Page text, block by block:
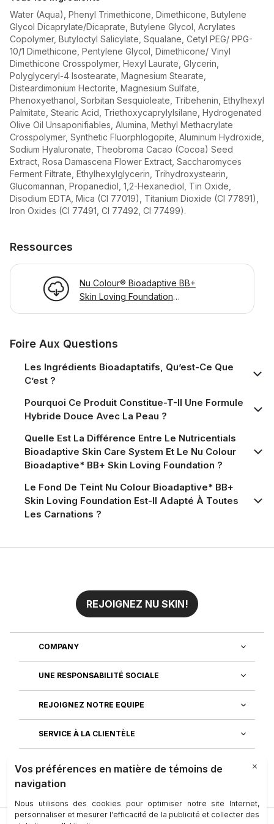
Water (Aqua), Phenyl Trimethicone, Dimethicone, Butylene
Glycol Dicaprylate/Dicaprate, Butylene Glycol, Acrylates
Copolymer, Butyloctyl Salicylate, Squalane, Cetyl PEG/ PPG-
10/1 Dimethicone, Pentylene Glycol, Dimethicone/ Vinyl
Dimethicone Crosspolymer, Hexyl Laurate, Glycerin,
Polyglyceryl-4 Isostearate, Magnesium Stearate,
Disteardimonium Hectorite, Magnesium Sulfate,
Phenoxyethanol, Sorbitan Sesquioleate, Tribehenin, Ethylhexyl
Palmitate, Stearic Acid, Triethoxycaprylylsilane, Hydrogenated
Olive Oil Unsaponifiables, Alumina, Methyl Methacrylate
Crosspolymer, Synthetic Fluorphlogopite, Aluminum Hydroxide,
Sodium Hyaluronate, Theobroma Cacao (Cocoa) Seed
Extract, Rosa Damascena Flower Extract, Saccharomyces
Ferment Filtrate, Ethylhexylglycerin, Trihydroxystearin,
Glucomannan, Propanediol, 1,2-Hexanediol, Tin Oxide,
Disodium EDTA, Mica (CI 77019), Titanium Dioxide (CI 77891),
Iron Oxides (CI 77491, CI 77492, CI 77499).
Ressources
Nu Colour® Bioadaptive BB+
Skin Loving Foundation
Foire Aux Questions
Les Ingrédients Bioadaptatifs, Qu’est-Ce Que
C’est ?
Pourquoi Ce Produit Constitue-T-Il Une Formule
Hybride Douce Avec La Peau ?
Quelle Est La Différence Entre Le Nutricentials
Bioadaptive Skin Care System Et Le Nu Colour
Bioadaptive* BB+ Skin Loving Foundation ?
Le Fond De Teint Nu Colour Bioadaptive* BB+
Skin Loving Foundation Est-Il Adapté À Toutes
Les Carnations ?
REJOIGNEZ NU SKIN!
COMPANY
UNE RESPONSABILITÉ SOCIALE
REJOIGNEZ NOTRE EQUIPE
SERVICE À LA CLIENTÈLE
DÉCOUVREZ NOS APPLICATIONS